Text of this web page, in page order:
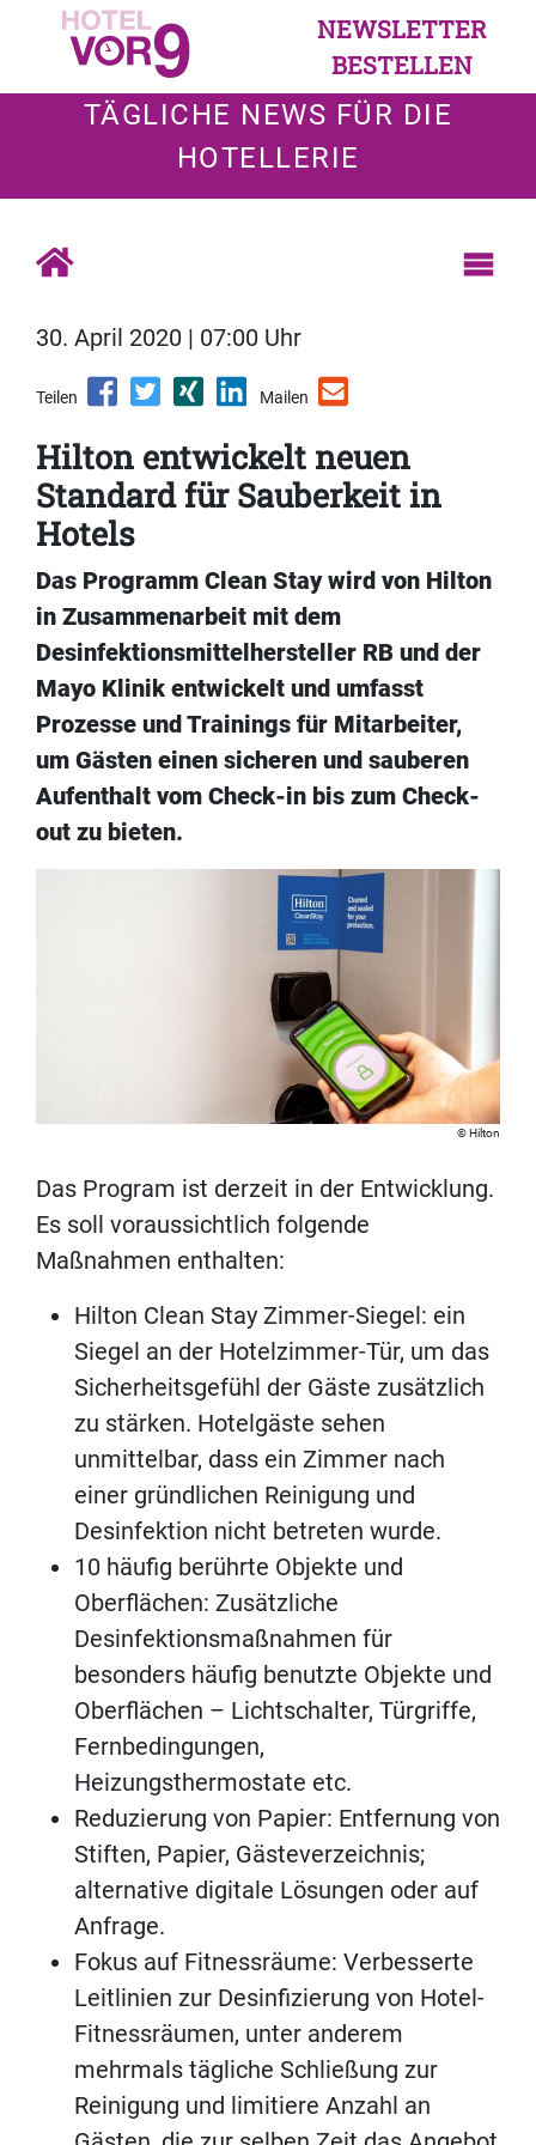
NEWSLETTER
BESTELLEN
TÄGLICHE NEWS FÜR DIE
HOTELLERIE
30. April 2020 | 07:00 Uhr
Teilen Mailen
Hilton entwickelt neuen
Standard für Sauberkeit in
Hotels
Das Programm Clean Stay wird von Hilton
in Zusammenarbeit mit dem
Desinfektionsmittelhersteller RB und der
Mayo Klinik entwickelt und umfasst
Prozesse und Trainings für Mitarbeiter,
um Gästen einen sicheren und sauberen
Aufenthalt vom Check-in bis zum Check-
out zu bieten.
Hilton
Das Program ist derzeit in der Entwicklung.
Es soll voraussichtlich folgende
Maßnahmen enthalten:
Hilton Clean Stay Zimmer-Siegel: ein
Siegel an der Hotelzimmer-Tür, um das
Sicherheitsgefühl der Gäste zusätzlich
zu stärken. Hotelgäste sehen
unmittelbar, dass ein Zimmer nach
einer gründlichen Reinigung und
Desinfektion nicht betreten wurde.
10 häufig berührte Objekte und
Oberflächen: Zusätzliche
Desinfektionsmaßnahmen für
besonders häufig benutzte Objekte und
Oberflächen – Lichtschalter, Türgriffe,
Fernbedingungen,
Heizungsthermostate etc.
Reduzierung von Papier: Entfernung von
Stiften, Papier, Gästeverzeichnis;
alternative digitale Lösungen oder auf
Anfrage.
Fokus auf Fitnessräume: Verbesserte
Leitlinien zur Desinfizierung von Hotel-
Fitnessräumen, unter anderem
mehrmals tägliche Schließung zur
Reinigung und limitiere Anzahl an